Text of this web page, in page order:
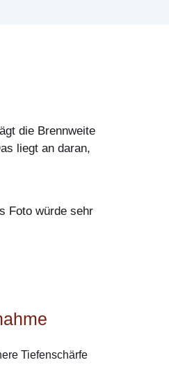
die Brennweite
liegt an daran,
Foto würde sehr
Tiefenschärfe